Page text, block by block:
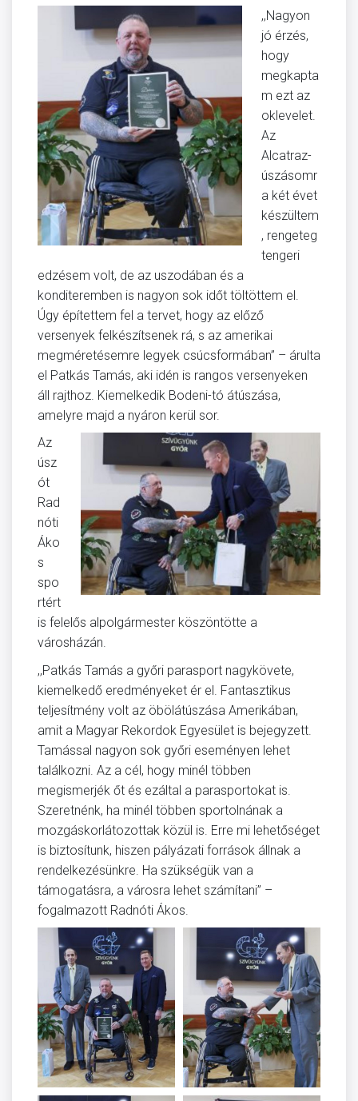
,,Nagyon
jó érzés,
hogy
megkapta
m ezt az
oklevelet.
Az
Alcatraz-
úszásomr
a két évet
készültem
, rengeteg
tengeri
edzésem volt, de az uszodában és a
konditeremben is nagyon sok időt töltöttem el.
Úgy építettem fel a tervet, hogy az előző
versenyek felkészítsenek rá, s az amerikai
megméretésemre legyek csúcsformában” – árulta
el Patkás Tamás, aki idén is rangos versenyeken
áll rajthoz. Kiemelkedik Bodeni-tó átúszása,
amelyre majd a nyáron kerül sor.
Az
úsz
ót
Rad
nóti
Áko
s
spo
rtért
is felelős alpolgármester köszöntötte a
városházán.
,,Patkás Tamás a győri parasport nagykövete,
kiemelkedő eredményeket ér el. Fantasztikus
teljesítmény volt az öbölátúszása Amerikában,
amit a Magyar Rekordok Egyesület is bejegyzett.
Tamással nagyon sok győri eseményen lehet
találkozni. Az a cél, hogy minél többen
megismerjék őt és ezáltal a parasportokat is.
Szeretnénk, ha minél többen sportolnának a
mozgáskorlátozottak közül is. Erre mi lehetőséget
is biztosítunk, hiszen pályázati források állnak a
rendelkezésünkre. Ha szükségük van a
támogatásra, a városra lehet számítani” –
fogalmazott Radnóti Ákos.